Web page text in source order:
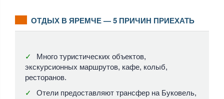
ОТДЫХ В ЯРЕМЧЕ — 5 ПРИЧИН ПРИЕХАТЬ
Много туристических объектов,
экскурсионных маршрутов, кафе, колыб,
ресторанов.
Отели предоставляют трансфер на Буковель,